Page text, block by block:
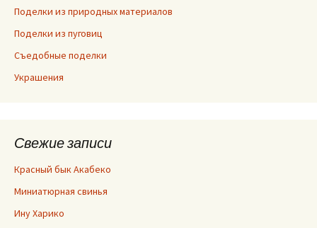
Поделки из природных материалов
Поделки из пуговиц
Съедобные поделки
Украшения
Свежие записи
Красный бык Акабеко
Миниатюрная свинья
Ину Харико